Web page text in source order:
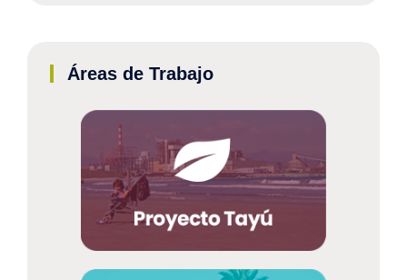
Áreas de Trabajo